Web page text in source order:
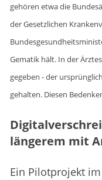
gehören etwa die
der Gesetzlichen
Gematik hält. In der
gegeben - der
gehalten. Diesen
längerem mit
Ein Pilotprojekt